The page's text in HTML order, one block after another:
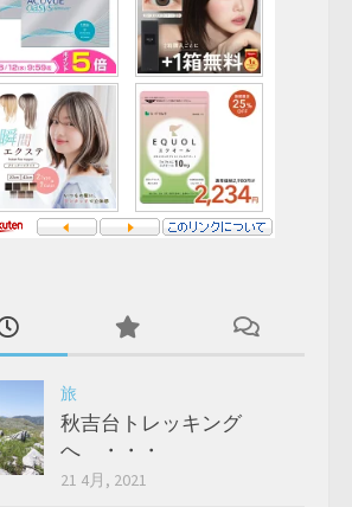
旅
秋吉台トレッキング
へ ・・・
21 4月, 2021